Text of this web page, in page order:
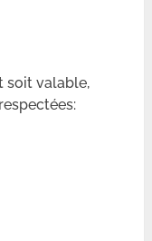
soit valable,